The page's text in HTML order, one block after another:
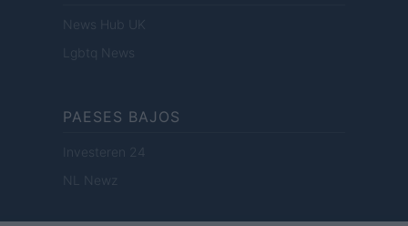
News Hub UK
Lgbtq News
PAESES BAJOS
Investeren 24
NL Newz